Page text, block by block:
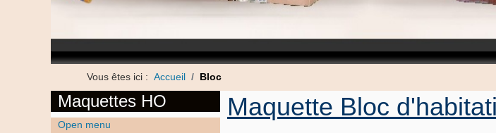
Vous êtes ici : Accueil Bloc
Maquettes HO
Open menu
Maquette Bloc